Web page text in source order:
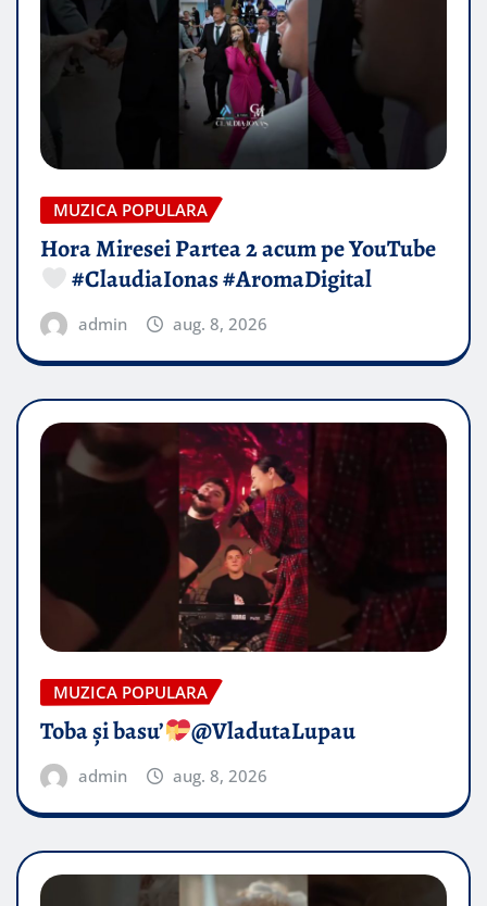
MUZICA POPULARA
Hora Miresei Partea 2 acum pe YouTube
#ClaudiaIonas #AromaDigital
admin aug. 8, 2026
MUZICA POPULARA
Toba și basu’ @VladutaLupau
admin aug. 8, 2026